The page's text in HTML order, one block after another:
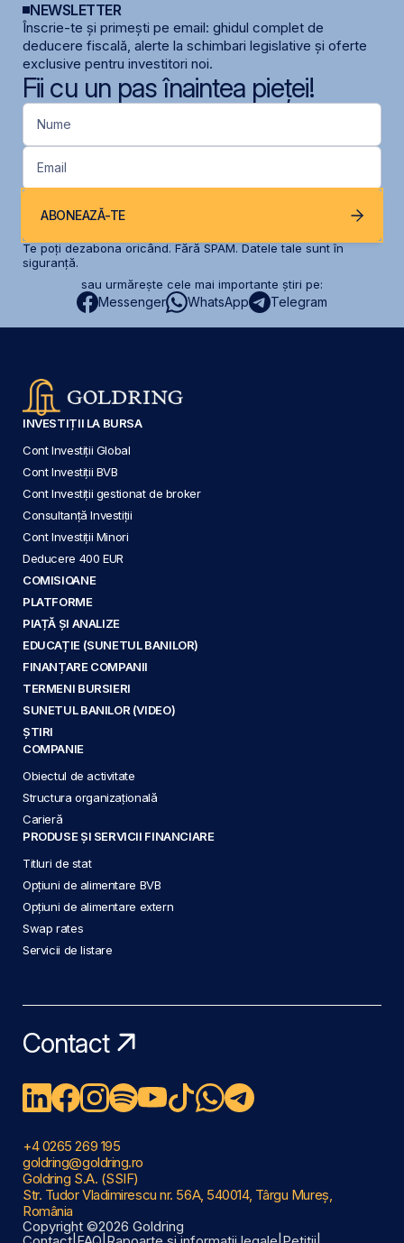
NEWSLETTER
Înscrie-te și primești pe email: ghidul complet de
deducere fiscală, alerte la schimbari legislative și oferte
exclusive pentru investitori noi.
Fii cu un pas înaintea pieței!
Nume
Email
ABONEAZĂ-TE
Te poți dezabona oricând. Fără SPAM. Datele tale sunt în
siguranță.
sau urmărește cele mai importante știri pe:
Messenger WhatsApp Telegram
INVESTIȚII LA BURSA
Cont Investiții Global
Cont Investiții BVB
Cont Investiții gestionat de broker
Consultanță Investiții
Cont Investiții Minori
Deducere 400 EUR
COMISIOANE
PLATFORME
PIAȚĂ ȘI ANALIZE
EDUCAȚIE (SUNETUL BANILOR)
FINANȚARE COMPANII
TERMENI BURSIERI
SUNETUL BANILOR (VIDEO)
ȘTIRI
COMPANIE
Obiectul de activitate
Structura organizațională
Carieră
PRODUSE ȘI SERVICII FINANCIARE
Titluri de stat
Opțiuni de alimentare BVB
Opțiuni de alimentare extern
Swap rates
Servicii de listare
Contact
+4 0265 269 195
goldring@goldring.ro
Goldring S.A. (SSIF)
Str. Tudor Vladimirescu nr. 56A, 540014, Târgu Mureș,
România
Copyright ©2026 Goldring